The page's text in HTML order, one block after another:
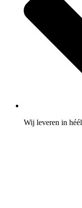
Wij leveren in héél